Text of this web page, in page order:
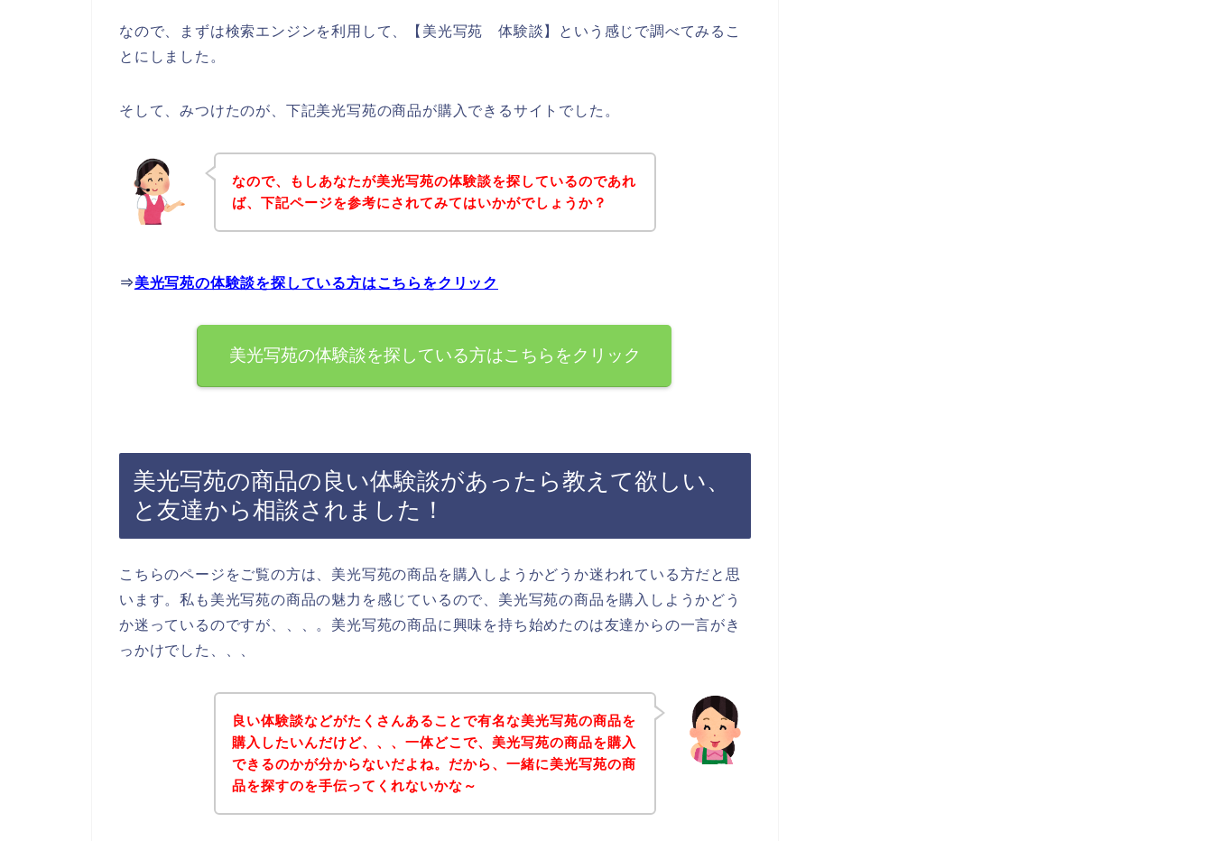
なので、まずは検索エンジンを利用して、【美光写苑 体験談】という感じで調べてみるこ
とにしました。
そして、みつけたのが、下記美光写苑の商品が購入できるサイトでした。
なので、もしあなたが美光写苑の体験談を探しているのであれ
ば、下記ページを参考にされてみてはいかがでしょうか？
⇒美光写苑の体験談を探している方はこちらをクリック
美光写苑の体験談を探している方はこちらをクリック
美光写苑の商品の良い体験談があったら教えて欲しい、
と友達から相談されました！
こちらのページをご覧の方は、美光写苑の商品を購入しようかどうか迷われている方だと思
います。私も美光写苑の商品の魅力を感じているので、美光写苑の商品を購入しようかどう
か迷っているのですが、、、。美光写苑の商品に興味を持ち始めたのは友達からの一言がき
っかけでした、、、
良い体験談などがたくさんあることで有名な美光写苑の商品を
購入したいんだけど、、、一体どこで、美光写苑の商品を購入
できるのかが分からないだよね。だから、一緒に美光写苑の商
品を探すのを手伝ってくれないかな～